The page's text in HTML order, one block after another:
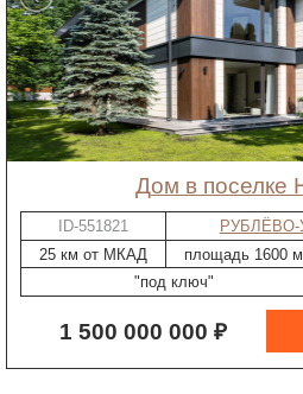
дом в поселке
ID-551821
25 км от МКАД
площадь 1600 м
"под ключ"
1 500 000 000 ₽